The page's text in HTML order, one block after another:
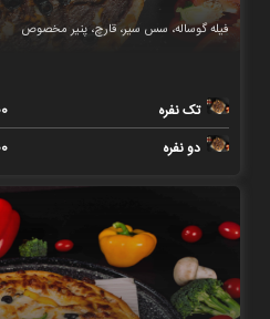
فیله گوساله، سس سیر، قارچ، پنیر مخصوص
تک نفره
دو نفره